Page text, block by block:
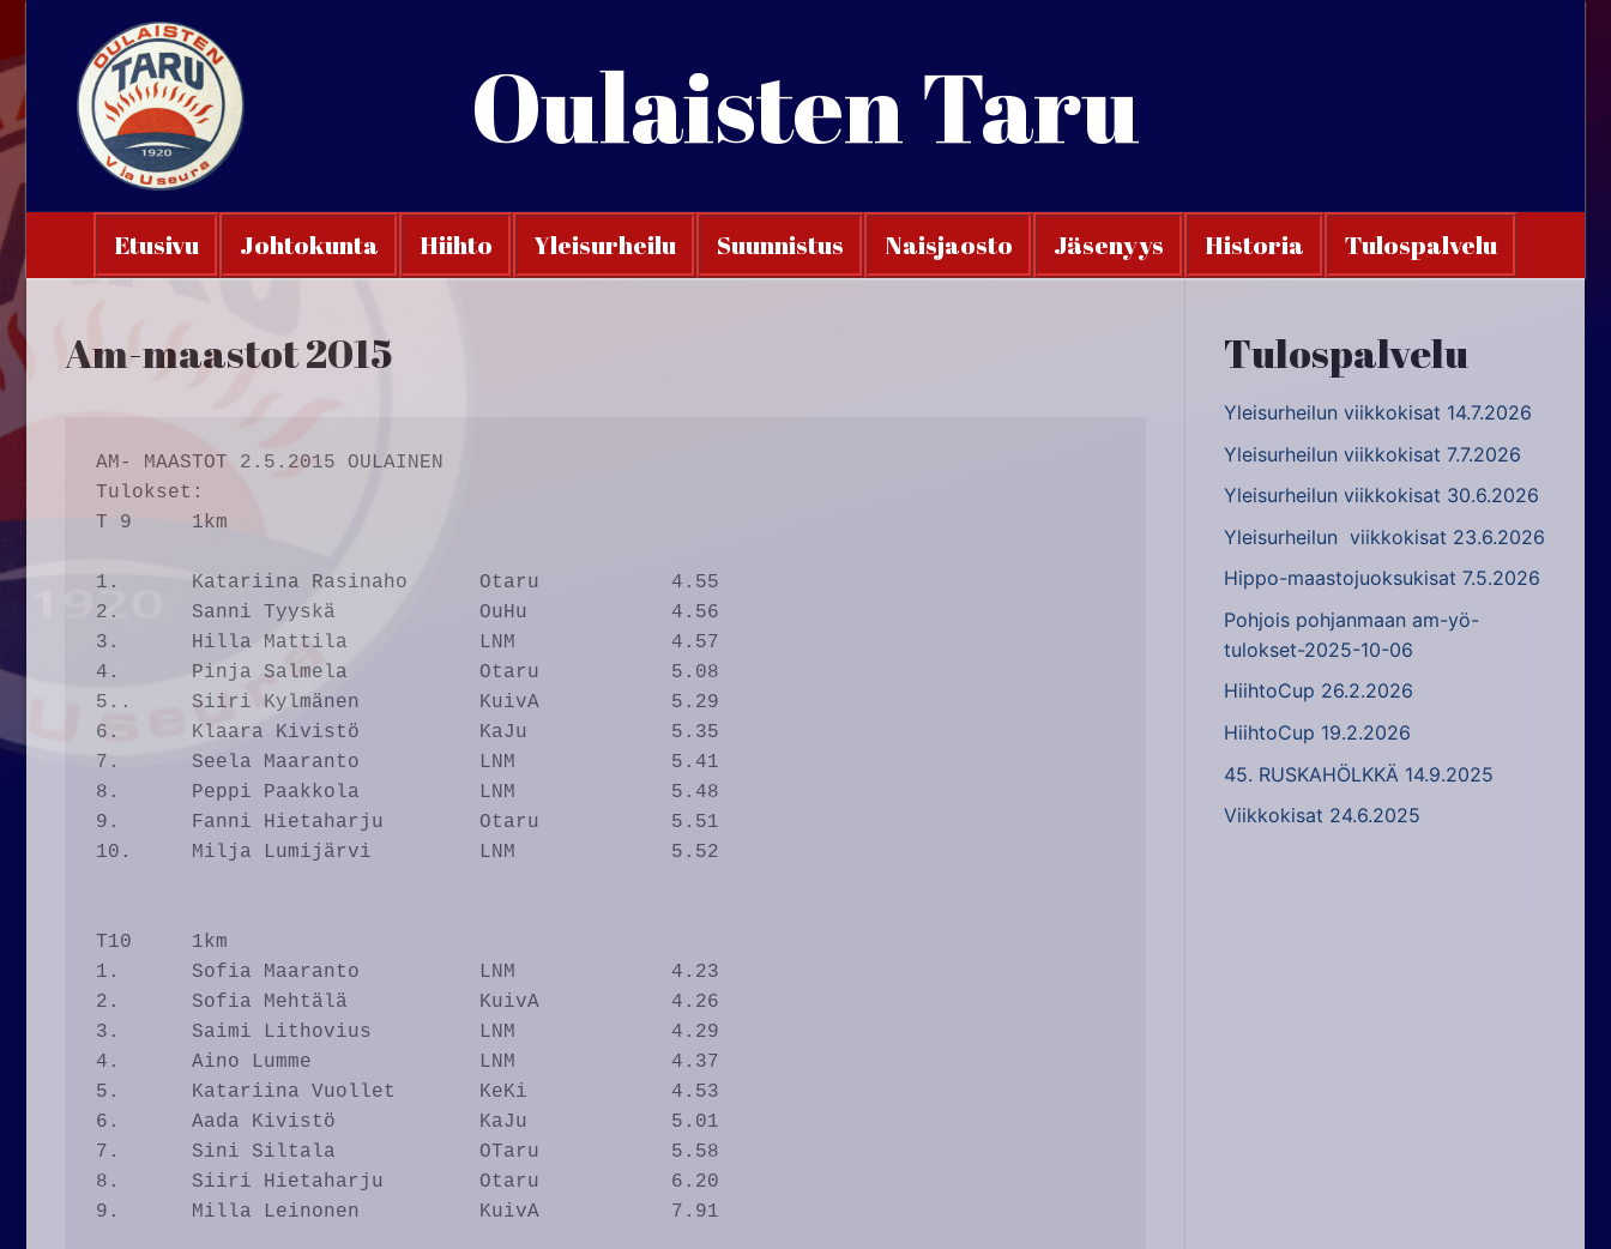
sisältöön
Oulaisten Taru
Etusivu Johtokunta Hiihto Yleisurheilu Suunnistus Naisjaosto Jäsenyys Historia Tulospalvelu
Am-maastot 2015
AM- MAASTOT 2.5.2015 OULAINEN
Tulokset:
T 9	1km
1.	Katariina Rasinaho	Otaru		4.55
2.	Sanni Tyyskä		OuHu		4.56
3.	Hilla Mattila		LNM		4.57
4.	Pinja Salmela		Otaru		5.08
5..	Siiri Kylmänen		KuivA		5.29
6.	Klaara Kivistö		KaJu		5.35
7.	Seela Maaranto		LNM		5.41
8.	Peppi Paakkola		LNM		5.48
9.	Fanni Hietaharju	Otaru		5.51
10.	Milja Lumijärvi		LNM		5.52
T10	1km
1.	Sofia Maaranto		LNM		4.23
2.	Sofia Mehtälä		KuivA		4.26
3.	Saimi Lithovius		LNM		4.29
4.	Aino Lumme		LNM		4.37
5.	Katariina Vuollet	KeKi		4.53
6.	Aada Kivistö		KaJu		5.01
7.	Sini Siltala		OTaru		5.58
8.	Siiri Hietaharju	Otaru		6.20
9.	Milla Leinonen		KuivA		7.91
Tulospalvelu
Yleisurheilun viikkokisat 14.7.2026
Yleisurheilun viikkokisat 7.7.2026
Yleisurheilun viikkokisat 30.6.2026
Yleisurheilun viikkokisat 23.6.2026
Hippo-maastojuoksukisat 7.5.2026
Pohjois pohjanmaan am-yö-
tulokset-2025-10-06
HiihtoCup 26.2.2026
HiihtoCup 19.2.2026
45. RUSKAHÖLKKÄ 14.9.2025
Viikkokisat 24.6.2025